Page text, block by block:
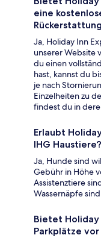
eine
Ja, Holiday Inn
unserer Website
du einen
hast, kannst du
je nach
Einzelheiten zu
findest du in
Erlaubt
IHG Haustiere?
Ja, Hunde sind
Gebühr in Höhe
Assistenztiere
Wassernäpfe
Bietet Holiday
Parkplätze